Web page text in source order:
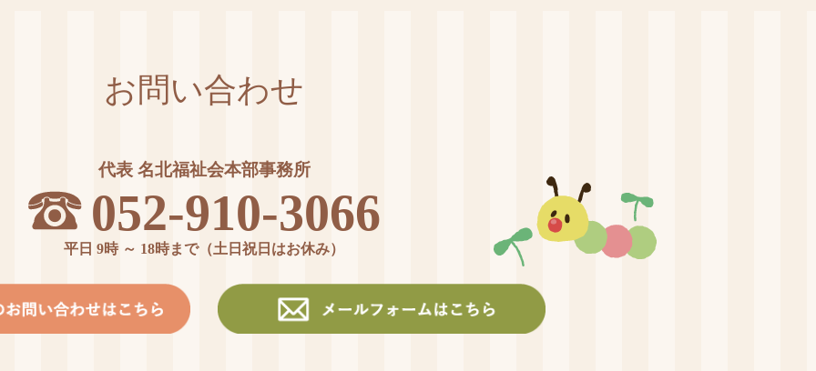
お問い合わせ
代表 名北福祉会本部事務所
052-910-3066
平日 9時 ～ 18時まで（土日祝日はお休み）